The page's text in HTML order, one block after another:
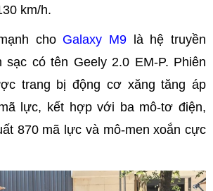
km/h.
cho Galaxy M9 là hệ truyền
sạc có tên Geely 2.0 EM-P. Phiên
trang bị động cơ xăng tăng áp
lực, kết hợp với ba mô-tơ điện,
870 mã lực và mô-men xoắn cực